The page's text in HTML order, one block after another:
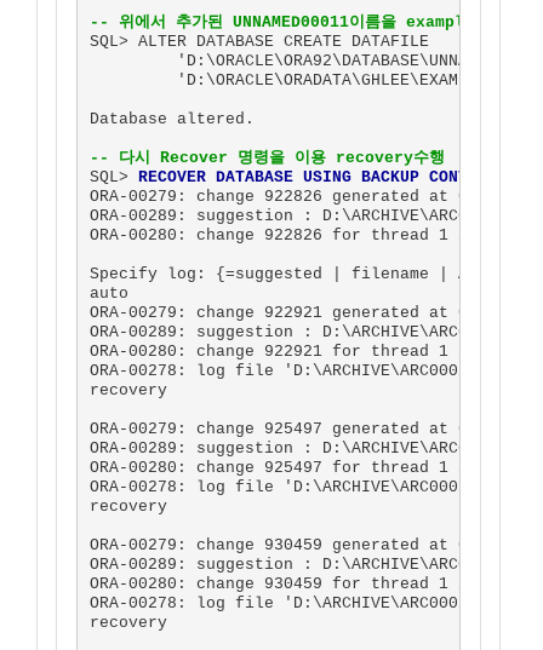
-- 위에서 추가된 UNNAMED00011이름을
SQL> ALTER DATABASE CREATE DATAFILE
Database altered.
-- 다시 Recover 명령을 이용 recovery수행
SQL> RECOVER DATABASE USING BACKUP CONTROLFILE
ORA-00279: change 922826 generated at 05/07/
ORA-00289: suggestion :
ORA-00280: change 922826 for thread 1 is in
Specify log: {=suggested | filename | AUTO |
auto
ORA-00279: change 922921 generated at 05/07/
ORA-00289: suggestion :
ORA-00280: change 922921 for thread 1 is in
ORA-00278: log file
recovery
ORA-00279: change 925497 generated at 05/07/
ORA-00289: suggestion :
ORA-00280: change 925497 for thread 1 is in
ORA-00278: log file
recovery
ORA-00279: change 930459 generated at 05/07/
ORA-00289: suggestion :
ORA-00280: change 930459 for thread 1 is in
ORA-00278: log file
recovery